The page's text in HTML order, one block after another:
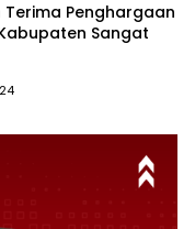
Penghargaan
Sangat